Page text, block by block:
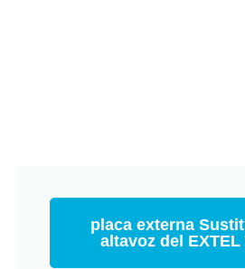
placa externa
altavoz del EXTEL